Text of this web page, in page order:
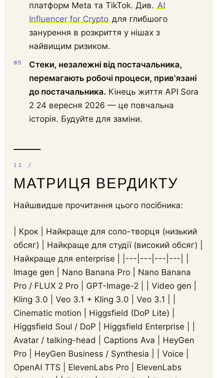
платформ Meta та TikTok. Див. AI
Influencer for Crypto для глибшого
занурення в розкриття у нішах з
найвищим ризиком.
Стеки, незалежні від постачальника,
перемагають робочі процеси, прив'язані
до постачальника. Кінець життя API Sora
2 24 вересня 2026 — це повчальна
історія. Будуйте для заміни.
МАТРИЦЯ ВЕРДИКТУ
Найшвидше прочитання цього посібника:
| Крок | Найкраще для соло-творця (низький
обсяг) | Найкраще для студії (високий обсяг) |
Найкраще для enterprise | |---|---|---|---| |
Image gen | Nano Banana Pro | Nano Banana
Pro / FLUX 2 Pro | GPT-Image-2 | | Video gen |
Kling 3.0 | Veo 3.1 + Kling 3.0 | Veo 3.1 | |
Cinematic motion | Higgsfield (DoP Lite) |
Higgsfield Soul / DoP | Higgsfield Enterprise | |
Avatar / talking-head | Captions Ava | HeyGen
Pro | HeyGen Business / Synthesia | | Voice |
OpenAI TTS | ElevenLabs Pro | ElevenLabs